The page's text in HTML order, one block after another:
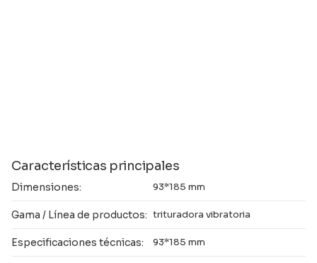
Características principales
Dimensiones: 93*185 mm
Gama / Línea de productos: trituradora vibratoria
Especificaciones técnicas: 93*185 mm